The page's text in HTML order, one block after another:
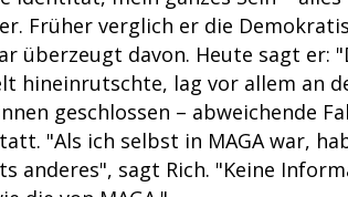
Früher verglich er die
überzeugt davon. Heute sagt er:
hineinrutschte, lag vor allem an
geschlossen – abweichende
"Als ich selbst in MAGA war,
anderes", sagt Rich. "Keine